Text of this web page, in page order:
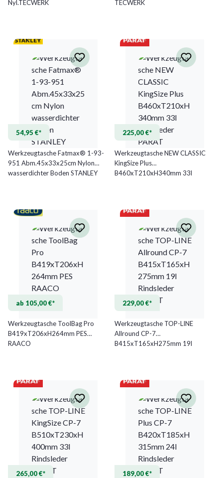
Nyl.TECWERK TECWERK
54,95 €*
Werkzeugtasche Fatmax® 1-93-
951 Abm.45x33x25cm Nylon
wasserdichter Boden STANLEY
225,00 €*
Werkzeugtasche NEW CLASSIC
KingSize Plus
B460xT210xH340mm 33l
ab 105,00 €*
Werkzeugtasche ToolBag Pro
B419xT206xH264mm PES
RAACO
229,00 €*
Werkzeugtasche TOP-LINE
Allround CP-7
B415xT165xH275mm 19l
265,00 €* 189,00 €*